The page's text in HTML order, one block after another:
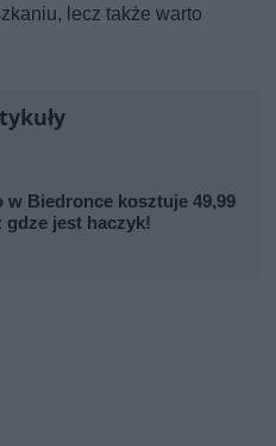
lecz także warto
w Biedronce kosztuje 49,99
gdze jest haczyk!